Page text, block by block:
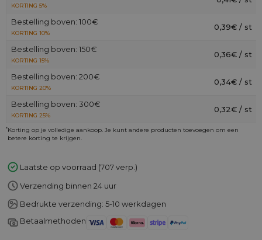
KORTING 5%
Bestelling boven: 100€
KORTING 10%
0,39€ / st
Bestelling boven: 150€
KORTING 15%
0,36€ / st
Bestelling boven: 200€
KORTING 20%
0,34€ / st
Bestelling boven: 300€
KORTING 25%
0,32€ / st
*Korting op je volledige aankoop. Je kunt andere producten toevoegen om een
betere korting te krijgen.
Laatste op voorraad (707 verp.)
Verzending binnen 24 uur
Bedrukte verzending: 5-10 werkdagen
Betaalmethoden